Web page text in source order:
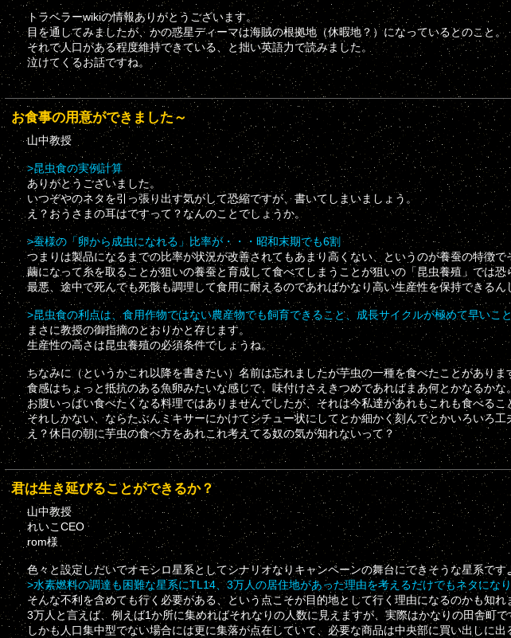
トラベラーwikiの情報ありがとうございます。
目を通してみましたが、かの惑星ディーマは海賊の根拠地（休暇地？）になっているとのこと。
それで人口がある程度維持できている、と拙い英語力で読みました。
泣けてくるお話ですね。
お食事の用意ができました～
山中教授
>昆虫食の実例計算
ありがとうございました。
いつぞやのネタを引っ張り出す気がして恐縮ですが、書いてしまいましょう。
え？おうさまの耳はですって？なんのことでしょうか。
>蚕様の「卵から成虫になれる」比率が・・・昭和末期でも6割
つまりは製品になるまでの比率が状況が改善されてもあまり高くない、というのが養蚕の特徴
繭になって糸を取ることが狙いの養蚕と育成して食べてしまうことが狙いの「昆虫養殖」では恐
最悪、途中で死んでも死骸も調理して食用に耐えるのであればかなり高い生産性を保持できるん
>昆虫食の利点は、食用作物ではない農産物でも飼育できること、成長サイクルが極めて早いこ
まさに教授の御指摘のとおりかと存じます。
生産性の高さは昆虫養殖の必須条件でしょうね。
ちなみに（というかこれ以降を書きたい）名前は忘れましたが芋虫の一種を食べたことがありま
食感はちょっと抵抗のある魚卵みたいな感じで、味付けさえきつめであればまあ何とかなるかな
お腹いっぱい食べたくなる料理ではありませんでしたが、それは今私達があれもこれも食べるこ
それしかない、ならたぶんミキサーにかけてシチュー状にしてとか細かく刻んでとかいろいろ工
え？休日の朝に芋虫の食べ方をあれこれ考えてる奴の気が知れないって？
君は生き延びることができるか？
山中教授
れいこCEO
rom様
色々と設定しだいでオモシロ星系としてシナリオなりキャンペーンの舞台にできそうな星系です
>水素燃料の調達も困難な星系にTL14、3万人の居住地があった理由を考えるだけでもネタにな
そんな不利を含めても行く必要がある、という点こそが目的地として行く理由になるのかも知れ
3万人と言えば、例えば1か所に集めればそれなりの人数に見えますが、実際はかなりの田舎町で
しかも人口集中型でない場合には更に集落が点在していて、必要な商品は中央部に買い出しに